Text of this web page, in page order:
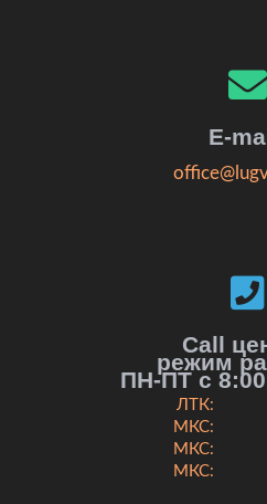
E-
Call
режим
ПН-ПТ с
ЛТК:
МКС:
МКС:
МКС: